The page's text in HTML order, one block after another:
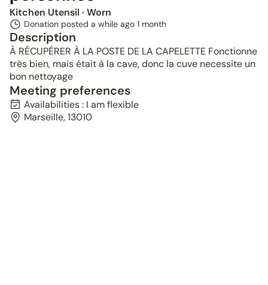
Kitchen Utensil · Worn
Donation posted a while ago 1 month
Description
À RÉCUPÉRER À LA POSTE DE LA CAPELETTE Fonctionne
très bien, mais était à la cave, donc la cuve necessite un
bon nettoyage
Meeting preferences
Availabilities : I am flexible
Marseille, 13010